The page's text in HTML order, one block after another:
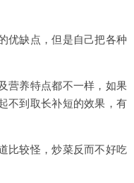
优缺点，但是自己把各种
营养特点都不一样，如果
不到取长补短的效果，有
比较怪，炒菜反而不好吃